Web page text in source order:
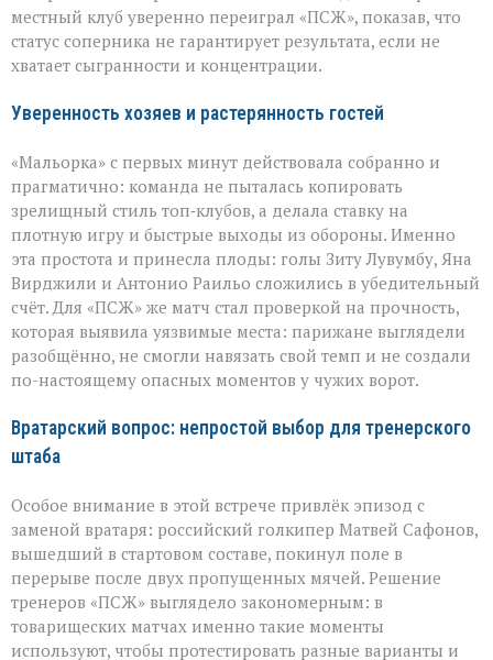
урок
«ПСЖ»
местный клуб уверенно переиграл «ПСЖ», показав, что
статус соперника не гарантирует результата, если не
хватает сыгранности и концентрации.
Уверенность хозяев и растерянность гостей
«Мальорка» с первых минут действовала собранно и
прагматично: команда не пыталась копировать
зрелищный стиль топ‑клубов, а делала ставку на
плотную игру и быстрые выходы из обороны. Именно
эта простота и принесла плоды: голы Зиту Лувумбу, Яна
Вирджили и Антонио Раильо сложились в убедительный
счёт. Для «ПСЖ» же матч стал проверкой на прочность,
которая выявила уязвимые места: парижане выглядели
разобщённо, не смогли навязать свой темп и не создали
по-настоящему опасных моментов у чужих ворот.
Вратарский вопрос: непростой выбор для тренерского
штаба
Особое внимание в этой встрече привлёк эпизод с
заменой вратаря: российский голкипер Матвей Сафонов,
вышедший в стартовом составе, покинул поле в
перерыве после двух пропущенных мячей. Решение
тренеров «ПСЖ» выглядело закономерным: в
товарищеских матчах именно такие моменты
используют, чтобы протестировать разные варианты и